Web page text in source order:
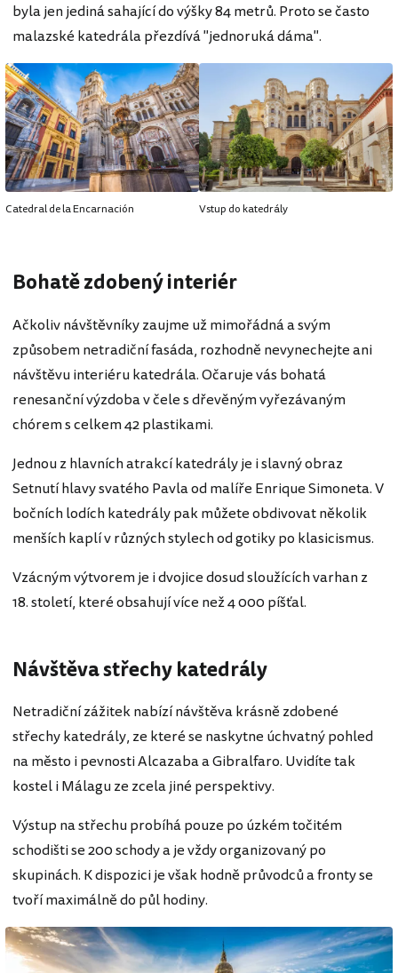
byla jen jediná sahající do výšky 84 metrů. Proto se často
malazské katedrála přezdívá "jednoruká dáma".
Catedral de la Encarnación Vstup do katedrály
Bohatě zdobený interiér
Ačkoliv návštěvníky zaujme už mimořádná a svým
způsobem netradiční fasáda, rozhodně nevynechejte ani
návštěvu interiéru katedrála. Očaruje vás bohatá
renesanční výzdoba v čele s dřevěným vyřezávaným
chórem s celkem 42 plastikami.
Jednou z hlavních atrakcí katedrály je i slavný obraz
Setnutí hlavy svatého Pavla od malíře Enrique Simoneta. V
bočních lodích katedrály pak můžete obdivovat několik
menších kaplí v různých stylech od gotiky po klasicismus.
Vzácným výtvorem je i dvojice dosud sloužících varhan z
18. století, které obsahují více než 4 000 píšťal.
Návštěva střechy katedrály
Netradiční zážitek nabízí návštěva krásně zdobené
střechy katedrály, ze které se naskytne úchvatný pohled
na město i pevnosti Alcazaba a Gibralfaro. Uvidíte tak
kostel i Málagu ze zcela jiné perspektivy.
Výstup na střechu probíhá pouze po úzkém točitém
schodišti se 200 schody a je vždy organizovaný po
skupinách. K dispozici je však hodně průvodců a fronty se
tvoří maximálně do půl hodiny.